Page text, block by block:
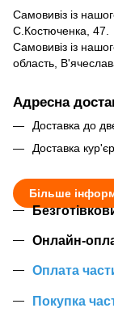
Самовивіз із
С.Костюченка, 47.
Самовивіз із
область,
Адресна
Доставка до
Доставка
Більше
Онлайн-
Оплата
Покупка